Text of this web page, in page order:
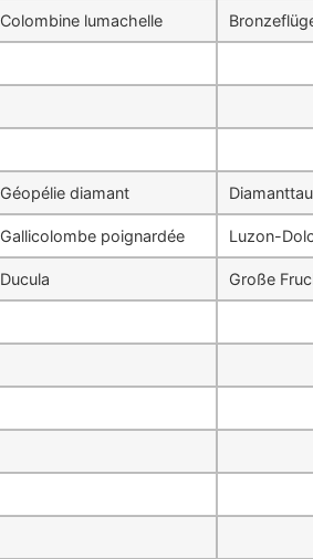
Colombine lumachelle
Géopélie diamant
Gallicolombe poignardée Luzon-
Ducula Große